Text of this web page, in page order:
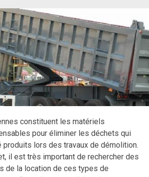
constituent les matériels
pour éliminer les déchets qui
produits lors des travaux de démolition.
il est très important de rechercher des
de la location de ces types de